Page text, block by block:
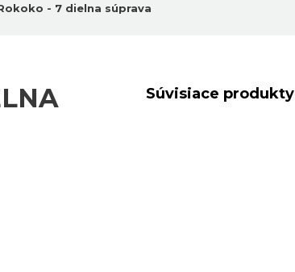
- 7 dielna súprava
Súvisiace produkty